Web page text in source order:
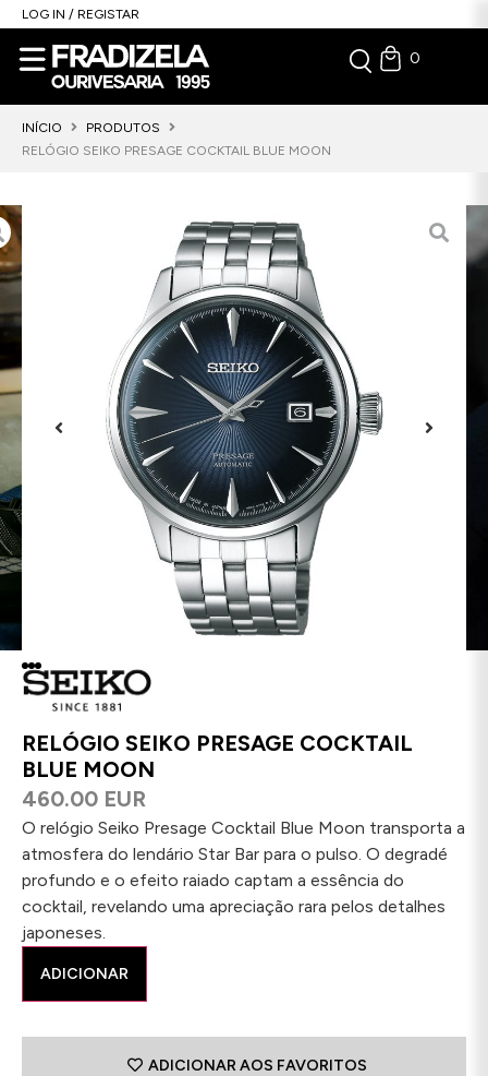
LOG IN / REGISTAR
0
INÍCIO
PRODUTOS
RELÓGIO SEIKO PRESAGE COCKTAIL BLUE MOON
RELÓGIO SEIKO PRESAGE COCKTAIL
BLUE MOON
460.00 EUR
O relógio Seiko Presage Cocktail Blue Moon transporta a
atmosfera do lendário Star Bar para o pulso. O degradé
profundo e o efeito raiado captam a essência do
cocktail, revelando uma apreciação rara pelos detalhes
japoneses.
ADICIONAR
ADICIONAR AOS FAVORITOS